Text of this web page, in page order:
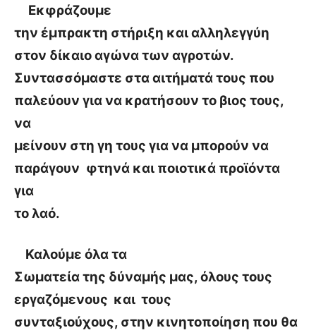
Εκφράζουμε
την έμπρακτη στήριξη και αλληλεγγύη
στον δίκαιο αγώνα των αγροτών.
Συντασσόμαστε στα αιτήματά τους που
παλεύουν για να κρατήσουν το βιος τους,
να
μείνουν στη γη τους για να μπορούν να
παράγουν φτηνά και ποιοτικά προϊόντα
για
το λαό.
Καλούμε όλα τα
Σωματεία της δύναμής μας, όλους τους
εργαζόμενους και τους
συνταξιούχους, στην κινητοποίηση που θα